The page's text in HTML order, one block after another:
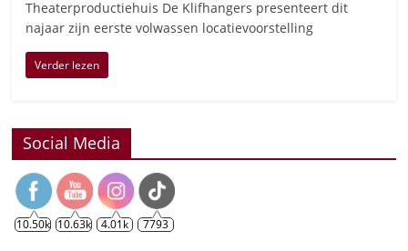
Theaterproductiehuis De Klifhangers presenteert dit
najaar zijn eerste volwassen locatievoorstelling
Verder lezen
Social Media
10.50k 10.63k 4.01k 7793